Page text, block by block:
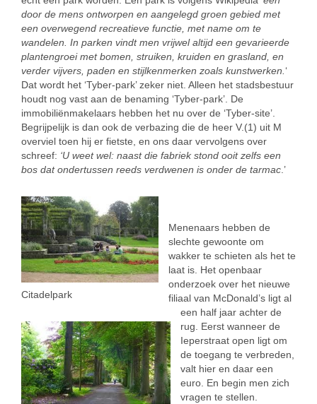
door de mens ontworpen en aangelegd groen gebied met
een overwegend recreatieve functie, met name om te
wandelen. In parken vindt men vrijwel altijd een gevarieerde
plantengroei met bomen, struiken, kruiden en grasland, en
verder vijvers, paden en stijlkenmerken zoals kunstwerken. ‘
Dat wordt het ‘Tyber-park’ zeker niet. Alleen het stadsbestuur
houdt nog vast aan de benaming ‘Tyber-park’. De
immobiliënmakelaars hebben het nu over de ‘Tyber-site’.
Begrijpelijk is dan ook de verbazing die de heer V.(1) uit M
overviel toen hij er fietste, en ons daar vervolgens over
schreef: ‘U weet wel: naast die fabriek stond ooit zelfs een
bos dat ondertussen reeds verdwenen is onder de tarmac .’
Citadelpark
Menenaars hebben de
slechte gewoonte om
wakker te schieten als het te
laat is. Het openbaar
onderzoek over het nieuwe
filiaal van McDonald’s ligt al
een half jaar achter de
rug. Eerst wanneer de
Ieperstraat open ligt om
de toegang te verbreden,
valt hier en daar een
euro. En begin men zich
vragen te stellen.